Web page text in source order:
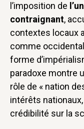
l’imposition de
contraignant,
contextes locaux
comme
forme
paradoxe montre
rôle de « nation
intérêts
crédibilité sur la